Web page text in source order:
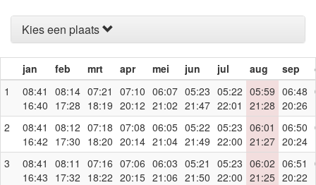
Kies een plaats
jan feb mrt apr mei jun jul aug sep
1
08:41
16:40
08:14
17:28
07:21
18:19
07:10
20:12
06:07
21:02
05:23
21:47
05:22
22:01
05:59
21:28
06:48
20:26
2
08:41
16:42
08:12
17:30
07:18
18:20
07:08
20:14
06:05
21:04
05:22
21:49
05:23
22:00
06:01
21:27
06:50
20:24
3
08:41
16:43
08:11
17:32
07:16
18:22
07:06
20:15
06:03
21:06
05:21
21:50
05:23
22:00
06:02
21:25
06:51
20:22